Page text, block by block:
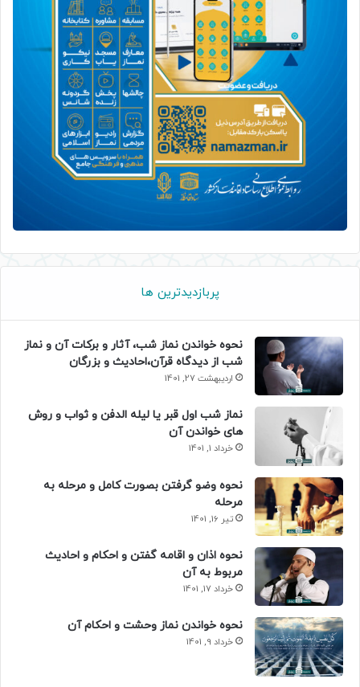
پربازدیدترین ها
نحوه خواندن نماز شب، آثار و برکات آن و نماز
شب از دیدگاه قرآن،احادیث و بزرگان
اردیبهشت 27, 1401
نماز شب اول قبر یا لیله الدفن و ثواب و روش
های خواندن آن
خرداد 1, 1401
نحوه وضو گرفتن بصورت کامل و مرحله به
مرحله
تیر 16, 1401
نحوه اذان و اقامه گفتن و احکام و احادیث
مربوط به آن
خرداد 17, 1401
نحوه خواندن نماز وحشت و احکام آن
خرداد 9, 1401